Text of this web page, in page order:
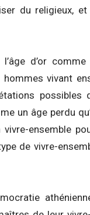
du religieux,
l’âge d’or
vivant
un âge perdu
vivre-ensemble
de vivre-